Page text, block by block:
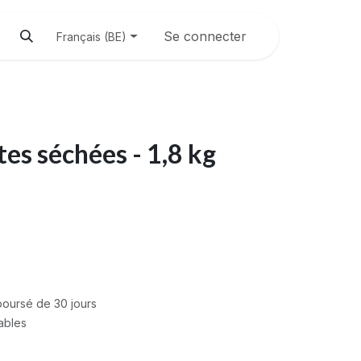
Français (BE) Se connecter
séchées - 1,8 kg
de 30 jours